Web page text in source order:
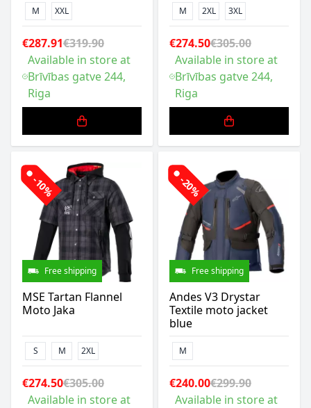
M XXL
€287.91€319.90
Available in store at
Brīvības gatve 244,
Riga
M 2XL 3XL
€274.50€305.00
Available in store at
Brīvības gatve 244,
Riga
-10%
Free shipping
MSE Tartan Flannel
Moto Jaka
S M 2XL
€274.50€305.00
Available in store at
-20%
Free shipping
Andes V3 Drystar
Textile moto jacket
blue
M
€240.00€299.90
Available in store at